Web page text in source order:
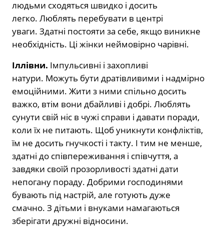
людьми сходяться швидко і досить
легко. Люблять перебувати в центрі
уваги. Здатні постояти за себе, якщо виникне
необхідність. Ці жінки неймовірно чарівні.
Іллівни. Імпульсивні і захопливі
натури. Можуть бути дратівливими і надмірно
емоційними. Жити з ними спільно досить
важко, втім вони дбайливі і добрі. Люблять
сунути свій ніс в чужі справи і давати поради,
коли їх не питають. Щоб уникнути конфліктів,
їм не досить гнучкості і такту. І тим не менше,
здатні до співпереживання і співчуття, а
завдяки своїй прозорливості здатні дати
непогану пораду. Добрими господинями
бувають під настрій, але готують дуже
смачно. З дітьми і внуками намагаються
зберігати дружні відносини.